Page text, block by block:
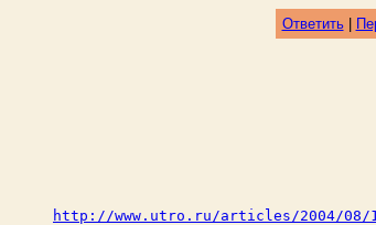
Ответить|
http://www.utro.ru/articles/2004/08/